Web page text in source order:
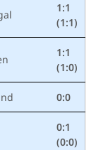
1:1
(1:1)
1:1
(1:0)
0:0
0:1
(0:0)